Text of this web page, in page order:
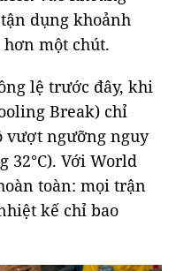
dụng khoảnh
một chút.
lệ trước đây, khi
Break) chỉ
vượt ngưỡng nguy
32°C). Với World
toàn: mọi trận
kế chỉ bao